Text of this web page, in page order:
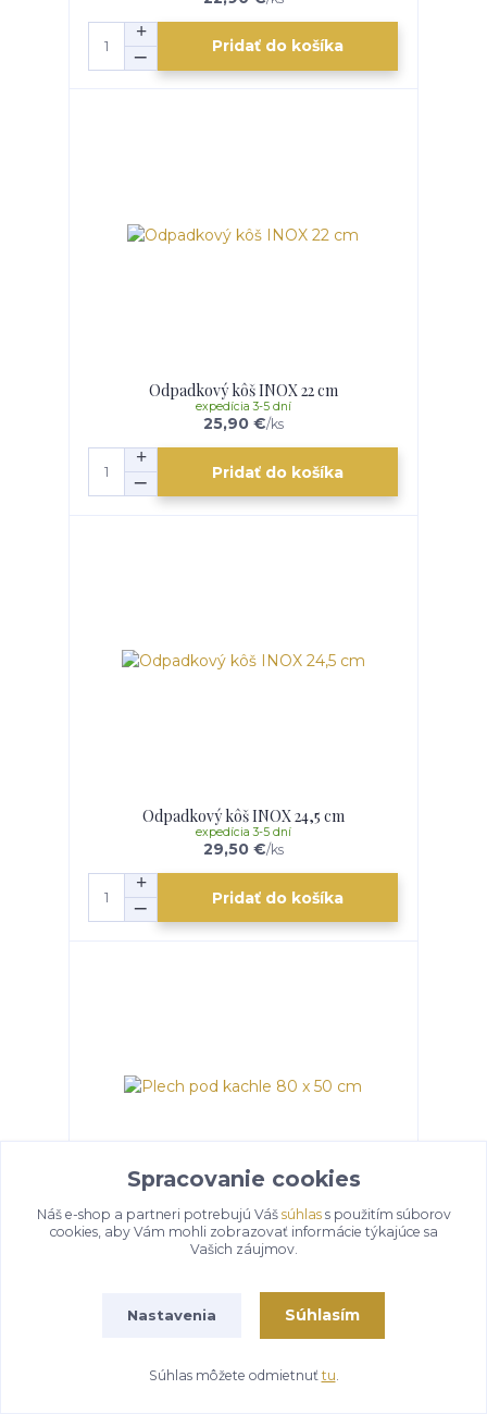
Pridať do košíka
Odpadkový kôš INOX 22 cm
25,90 €/ks
expedícia 3-5 dní
Pridať do košíka
Odpadkový kôš INOX 24,5 cm
29,50 €/ks
expedícia 3-5 dní
Pridať do košíka
Plech pod kachle 80 x 50 cm
expedícia 3-5 dní
Pridať do košíka
Spracovanie cookies
Náš e-shop a partneri potrebujú Váš súhlass použitím súborov
cookies, aby Vám mohli zobrazovať informácie týkajúce sa
Vašich záujmov.
Nastavenia Súhlasím
Súhlas môžete odmietnuť tu